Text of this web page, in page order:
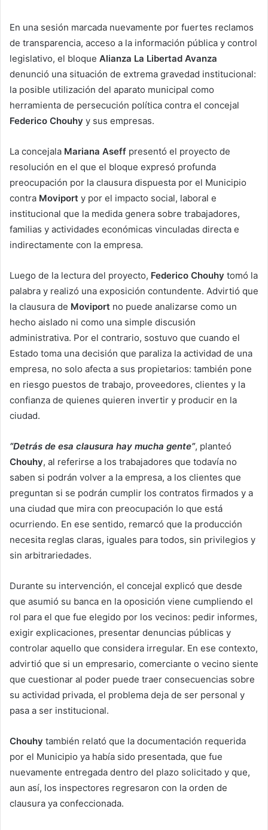
En una sesión marcada nuevamente por fuertes reclamos
de transparencia, acceso a la información pública y control
legislativo, el bloque Alianza La Libertad Avanza
denunció una situación de extrema gravedad institucional:
la posible utilización del aparato municipal como
herramienta de persecución política contra el concejal
Federico Chouhy y sus empresas.
La concejala Mariana Aseff presentó el proyecto de
resolución en el que el bloque expresó profunda
preocupación por la clausura dispuesta por el Municipio
contra Moviport y por el impacto social, laboral e
institucional que la medida genera sobre trabajadores,
familias y actividades económicas vinculadas directa e
indirectamente con la empresa.
Luego de la lectura del proyecto, Federico Chouhy tomó la
palabra y realizó una exposición contundente. Advirtió que
la clausura de Moviport no puede analizarse como un
hecho aislado ni como una simple discusión
administrativa. Por el contrario, sostuvo que cuando el
Estado toma una decisión que paraliza la actividad de una
empresa, no solo afecta a sus propietarios: también pone
en riesgo puestos de trabajo, proveedores, clientes y la
confianza de quienes quieren invertir y producir en la
ciudad.
“Detrás de esa clausura hay mucha gente”, planteó
Chouhy, al referirse a los trabajadores que todavía no
saben si podrán volver a la empresa, a los clientes que
preguntan si se podrán cumplir los contratos firmados y a
una ciudad que mira con preocupación lo que está
ocurriendo. En ese sentido, remarcó que la producción
necesita reglas claras, iguales para todos, sin privilegios y
sin arbitrariedades.
Durante su intervención, el concejal explicó que desde
que asumió su banca en la oposición viene cumpliendo el
rol para el que fue elegido por los vecinos: pedir informes,
exigir explicaciones, presentar denuncias públicas y
controlar aquello que considera irregular. En ese contexto,
advirtió que si un empresario, comerciante o vecino siente
que cuestionar al poder puede traer consecuencias sobre
su actividad privada, el problema deja de ser personal y
pasa a ser institucional.
Chouhy también relató que la documentación requerida
por el Municipio ya había sido presentada, que fue
nuevamente entregada dentro del plazo solicitado y que,
aun así, los inspectores regresaron con la orden de
clausura ya confeccionada.